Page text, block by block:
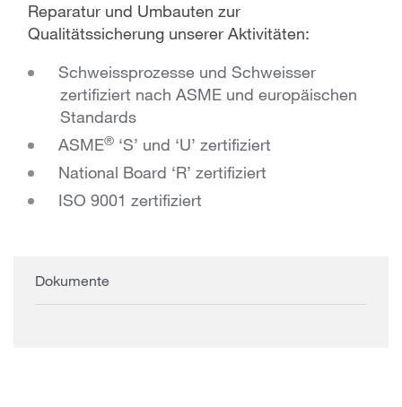
Reparatur und Umbauten zur
Qualitätssicherung unserer Aktivitäten:
Schweissprozesse und Schweisser
zertifiziert nach ASME und europäischen
Standards
ASME® ‘S’ und ‘U’ zertifiziert
National Board ‘R’ zertifiziert
ISO 9001 zertifiziert
Dokumente